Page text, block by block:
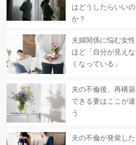
はどうしたらいいの
か？
夫婦関係に悩む女性
ほど「自分が見えな
くなっている」
夫の不倫後、再構築
できる妻はここが違
う
夫の不倫が発覚した